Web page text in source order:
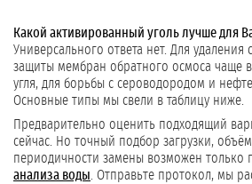
Какой активированный уголь лучше для
Универсального ответа нет. Для удаления
защиты мембран обратного осмоса чаще
угля, для борьбы с сероводородом и
Основные типы мы свели в таблицу ниже.
Предварительно оценить подходящий
сейчас. Но точный подбор загрузки,
периодичности замены возможен только
анализа воды . Отправьте протокол, мы